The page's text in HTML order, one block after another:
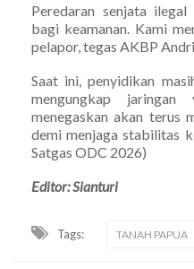
Peredaran senjata ilegal
bagi keamanan. Kami
pelapor, tegas AKBP
Saat ini, penyidikan
mengungkap
menegaskan akan terus
demi menjaga stabilitas
Satgas ODC 2026)
Editor: Sianturi
Tags: TANAH PAPUA